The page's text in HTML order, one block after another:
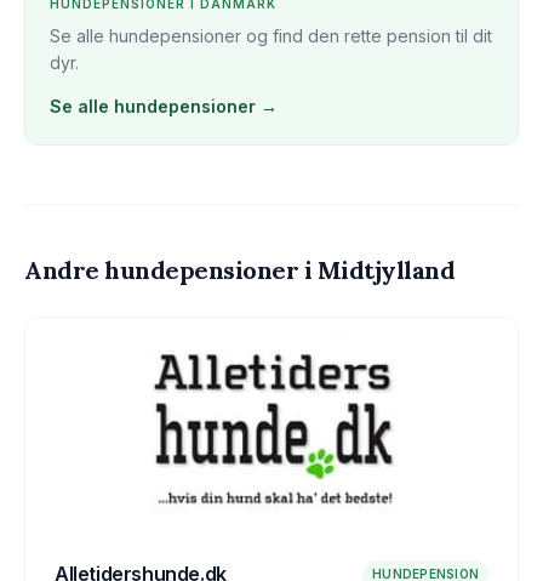
HUNDEPENSION ER I DANMARK
Se alle hundepensioner og find den rette pension til dit
dyr.
Se alle hundepensioner →
Andre hundepensioner i Midtjylland
Alletidershunde.dk HUNDEPENSION